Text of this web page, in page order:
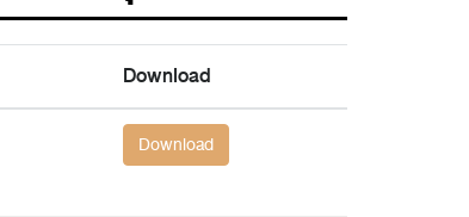
Download
Download